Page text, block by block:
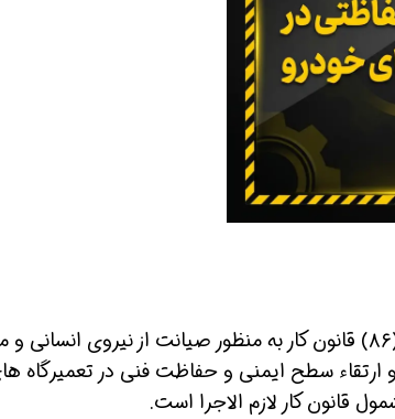
هدف و دامنه کاربرد: این آیین نامه به استناد مواد (۸۵) و (۸۶) قانون کار به منظور صیانت از نیروی
ارتقاء سطح ایمنی و حفاظت فنی در تعمیرگاه
قانون کار لازم الاجرا است.
همین حالا بگیرش